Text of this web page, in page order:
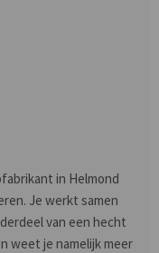
in Helmond
Je werkt samen
van een hecht
weet je namelijk meer